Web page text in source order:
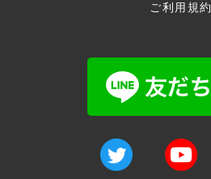
ご利用規約